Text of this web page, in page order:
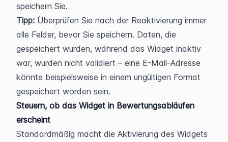
speichern Sie.
Tipp: Überprüfen Sie nach der Reaktivierung immer
alle Felder, bevor Sie speichern. Daten, die
gespeichert wurden, während das Widget inaktiv
war, wurden nicht validiert – eine E-Mail-Adresse
könnte beispielsweise in einem ungültigen Format
gespeichert worden sein.
Steuern, ob das Widget in Bewertungsabläufen
erscheint
Standardmäßig macht die Aktivierung des Widgets